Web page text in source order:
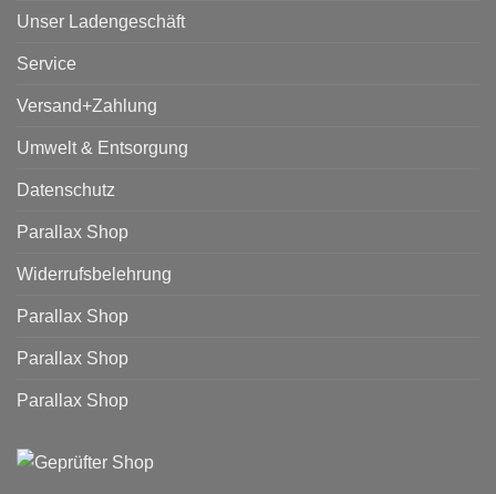
Unser Ladengeschäft
Service
Versand+Zahlung
Umwelt & Entsorgung
Datenschutz
Parallax Shop
Widerrufsbelehrung
Parallax Shop
Parallax Shop
Parallax Shop